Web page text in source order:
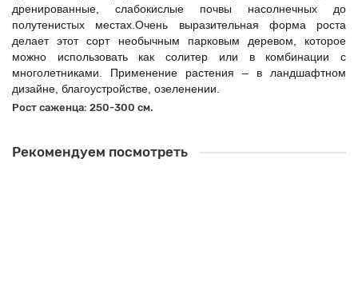
дренированные, слабокислые почвы насолнечных до
полутенистых местах.Очень выразительная форма роста
делает этот сорт необычным парковым деревом, которое
можно использовать как солитер или в комбинации с
многолетниками. Применение растения – в ландшафтном
дизайне, благоустройстве, озеленении.
Рост саженца: 250-300 см.
Рекомендуем посмотреть